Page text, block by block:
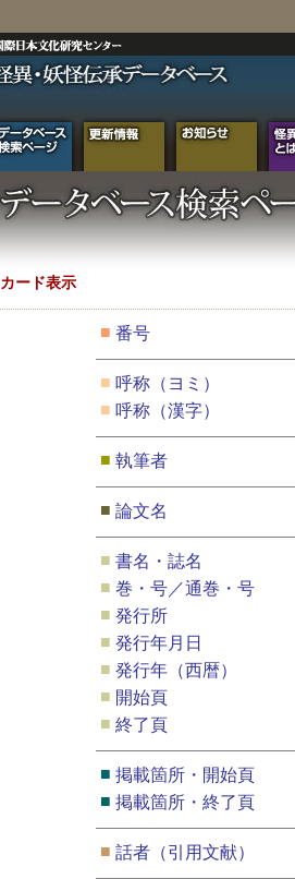
カード表示
■ 番号
■ 呼称（ヨミ）
■ 呼称（漢字）
■ 執筆者
■ 論文名
■ 書名・誌名
■ 巻・号／通巻・号
■ 発行所
■ 発行年月日
■ 発行年（西暦）
■ 開始頁
■ 終了頁
■ 掲載箇所・開始頁
■ 掲載箇所・終了頁
■ 話者（引用文献）